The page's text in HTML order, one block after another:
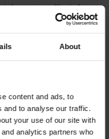
About
content and ads, to
and to analyse our traffic.
your use of our site with
analytics partners who
sont éliminés
augmente